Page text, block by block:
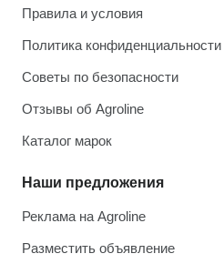
Правила и условия
Политика конфиденциальности
Советы по безопасности
Отзывы об Agroline
Каталог марок
Наши предложения
Реклама на Agroline
Разместить объявление